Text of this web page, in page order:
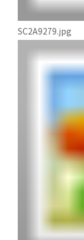
SC2A9279.jpg